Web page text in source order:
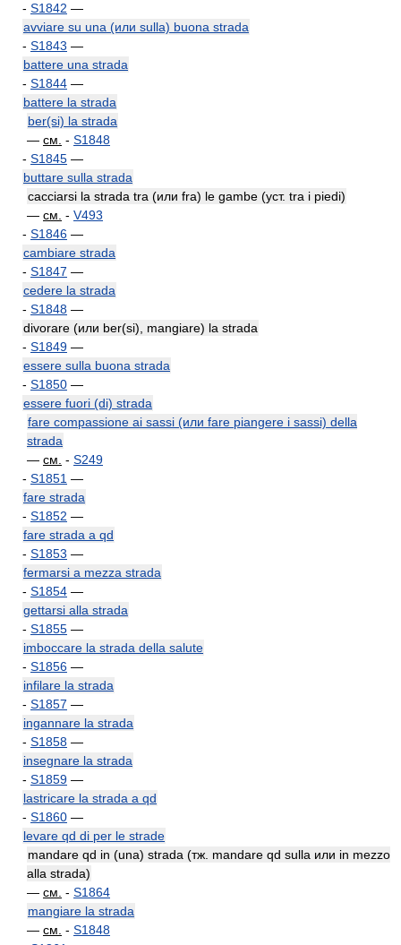
- S1842 —
avviare su una (или sulla) buona strada
- S1843 —
battere una strada
- S1844 —
battere la strada
ber(si) la strada
— см. - S1848
- S1845 —
buttare sulla strada
cacciarsi la strada tra (или fra) le gambe (уст. tra i piedi)
— см. - V493
- S1846 —
cambiare strada
- S1847 —
cedere la strada
- S1848 —
divorare (или ber(si), mangiare) la strada
- S1849 —
essere sulla buona strada
- S1850 —
essere fuori (di) strada
fare compassione ai sassi (или fare piangere i sassi) della
strada
— см. - S249
- S1851 —
fare strada
- S1852 —
fare strada a qd
- S1853 —
fermarsi a mezza strada
- S1854 —
gettarsi alla strada
- S1855 —
imboccare la strada della salute
- S1856 —
infilare la strada
- S1857 —
ingannare la strada
- S1858 —
insegnare la strada
- S1859 —
lastricare la strada a qd
- S1860 —
levare qd di per le strade
mandare qd in (una) strada (тж. mandare qd sulla или in mezzo
alla strada)
— см. - S1864
mangiare la strada
— см. - S1848